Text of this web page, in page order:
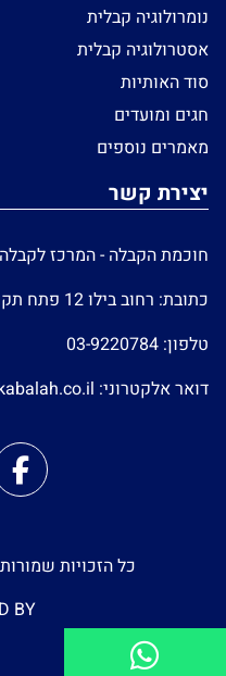
נומרולוגיה קבלית
אסטרולוגיה קבלית
סוד האותיות
חגים ומועדים
מאמרים נוספים
יצירת קשר
חוכמת הקבלה - המרכז
כתובת: רחוב בילו 12 פתח תקווה
טלפון: 03-9220784
דואר אלקטרוני:
כל הזכויות
BY